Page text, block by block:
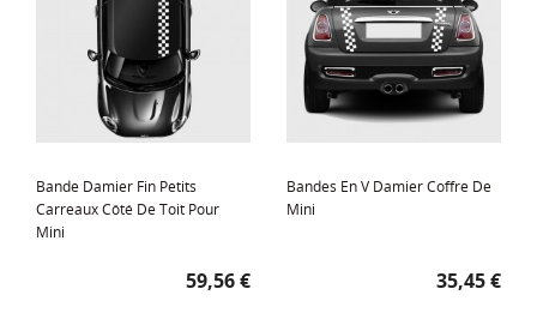
Bande Damier Fin Petits
Carreaux Côté De Toit Pour
Mini
Prix
59,56 €
Bandes En V Damier Coffre De
Mini
Prix
35,45 €